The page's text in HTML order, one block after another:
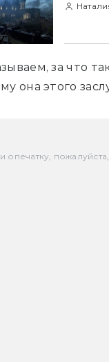
за что
она этого
опечатку,